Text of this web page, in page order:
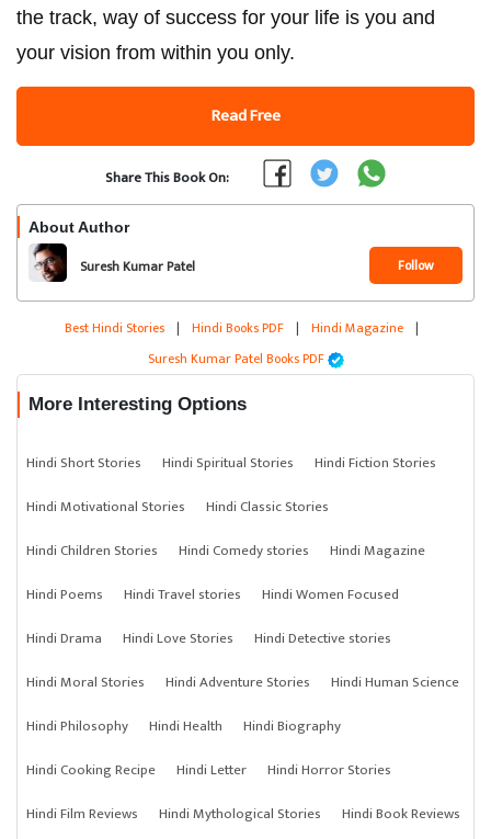
the track, way of success for your life is you and
your vision from within you only.
Read Free
Share This Book On:
About Author
Suresh Kumar Patel Follow
Best Hindi Stories | Hindi Books PDF | Hindi Magazine |
Suresh Kumar Patel Books PDF
More Interesting Options
Hindi Short Stories Hindi Spiritual Stories
Hindi Fiction Stories
Hindi Motivational Stories
Hindi Classic Stories
Hindi Children Stories
Hindi Comedy stories
Hindi Magazine
Hindi Poems
Hindi Travel stories
Hindi Women Focused
Hindi Drama
Hindi Love Stories
Hindi Detective stories
Hindi Moral Stories
Hindi Adventure Stories
Hindi Human Science
Hindi Philosophy
Hindi Health
Hindi Biography
Hindi Cooking Recipe
Hindi Letter
Hindi Horror Stories
Hindi Film Reviews
Hindi Mythological Stories Hindi Book Reviews